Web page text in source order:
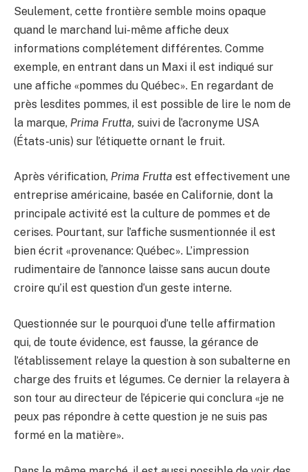
Seulement, cette frontière semble moins opaque
quand le marchand lui-même affiche deux
informations complétement différentes. Comme
exemple, en entrant dans un Maxi il est indiqué sur
une affiche «pommes du Québec». En regardant de
près lesdites pommes, il est possible de lire le nom de
la marque, Prima Frutta, suivi de l’acronyme USA
(États-unis) sur l’étiquette ornant le fruit.
Après vérification, Prima Frutta est effectivement une
entreprise américaine, basée en Californie, dont la
principale activité est la culture de pommes et de
cerises. Pourtant, sur l’affiche susmentionnée il est
bien écrit «provenance: Québec». L’impression
rudimentaire de l’annonce laisse sans aucun doute
croire qu’il est question d’un geste interne.
Questionnée sur le pourquoi d’une telle affirmation
qui, de toute évidence, est fausse, la gérance de
l’établissement relaye la question à son subalterne en
charge des fruits et légumes. Ce dernier la relayera à
son tour au directeur de l’épicerie qui conclura «je ne
peux pas répondre à cette question je ne suis pas
formé en la matière».